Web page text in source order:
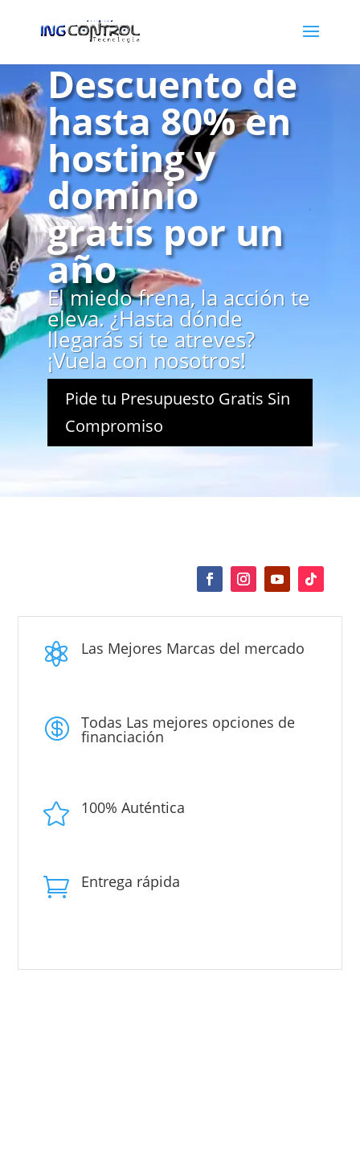
Descuento de
hasta 80% en
hosting y
dominio
gratis por un
año
El miedo frena, la acción te
eleva. ¿Hasta dónde
llegarás si te atreves?
¡Vuela con nosotros!
Pide tu Presupuesto Gratis Sin
Compromiso
 Las Mejores Marcas del mercado
 Todas Las mejores opciones de
financiación
 100% Auténtica
 Entrega rápida